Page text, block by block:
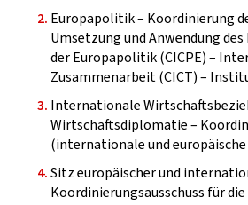
Europapolitik – Koordinierung
Umsetzung und Anwendung
der Europapolitik (CICPE) –
Zusammenarbeit (CICT) –
Internationale
Wirtschaftsdiplomatie –
(internationale und
Sitz europäischer und
Koordinierungsausschuss für